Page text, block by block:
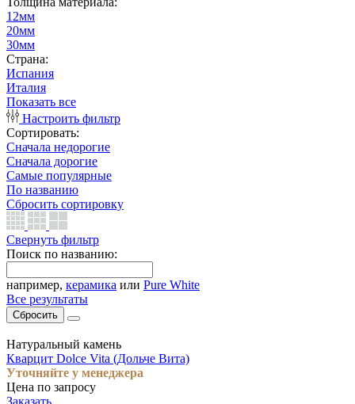
12мм
20мм
30мм
Страна:
Испания
Италия
Показать все
Настроить фильтр
Сортировать:
Сначала недорогие
Сначала дорогие
Самые популярные
По названию
Сбросить сортировку
Свернуть фильтр
Поиск по названию:
например, керамика или Pure White
Все результаты
Сбросить
Натуральный камень
Кварцит Dolce Vita (Дольче Вита)
Уточняйте у менеджера
Цена по запросу
Заказать